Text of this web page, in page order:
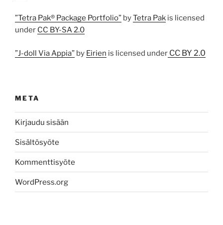
”Tetra Pak® Package Portfolio” byTetra Pak is licensed
under CC BY-SA 2.0
”J-doll Via Appia” by Eirien is licensed under CC BY 2.0
META
Kirjaudu sisään
Sisältösyöte
Kommenttisyöte
WordPress.org